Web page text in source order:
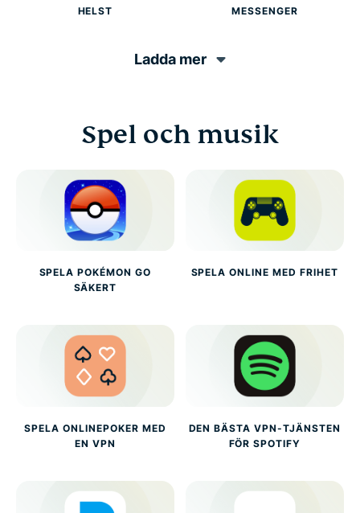
HELST
MESSENGER
Ladda mer
Spel och musik
SPELA POKÉMON GO
SÄKERT
SPELA ONLINE MED FRIHET
SPELA ONLINEPOKER MED
EN VPN
DEN BÄSTA VPN-TJÄNSTEN
FÖR SPOTIFY